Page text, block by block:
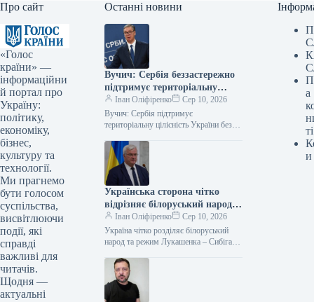
Про сайт
«Голос
країни» —
інформаційни
й портал про
Україну:
політику,
економіку,
бізнес,
культуру та
технології.
Ми прагнемо
бути голосом
суспільства,
висвітлюючи
події, які
справді
важливі для
читачів.
Щодня —
актуальні
Останні новини
Вучич: Сербія беззастережно
підтримує територіальну
цілісність України
Іван Оліфіренко
Сер 10, 2026
Вучич: Сербія підтримує
територіальну цілісність України без
Укрінформ Сербія беззаперечно
підтверджує свою підтримку
суверенітету та територіальної
цілісності…
Українська сторона чітко
відрізняє білоруський народ
від режиму Лукашенка –
Сибіга
Іван Оліфіренко
Сер 10, 2026
Україна чітко розділяє білоруський
народ та режим Лукашенка – Сибіга
МЗС України Андрій Сибіга, з
нагоди…
а
ті
и